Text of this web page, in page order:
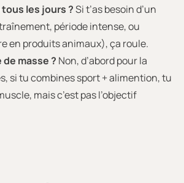
les jours ?Si t’as besoin d’un
période intense, ou
en produits animaux), ça roule.
de masse ? Non, d’abord pour la
si tu combines sport + alimention, tu
mais c’est pas l’objectif